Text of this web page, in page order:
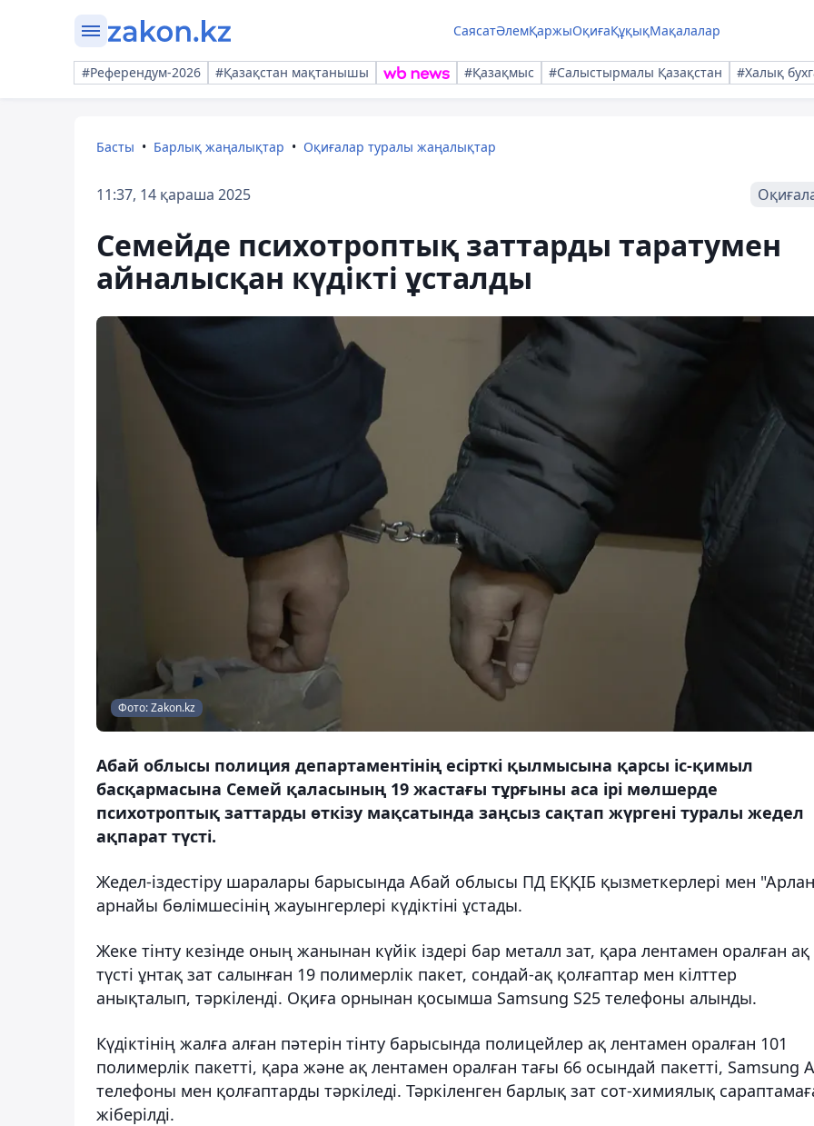
СаясатӘлемҚаржыОқиғаҚұқықМақалалар
#Референдум-2026 #Қазақстан мақтанышы #Қазақмыс #Салыстырмалы Қазақстан #Халық
Басты Барлық жаңалықтар Оқиғалар туралы жаңалықтар
11:37, 14 қараша 2025
Семейде психотроптық заттарды таратумен
айналысқан күдікті ұсталды
Фото: Zakon.kz
Абай облысы полиция департаментінің есірткі қылмысына қарсы іс-қимыл
басқармасына Семей қаласының 19 жастағы тұрғыны аса ірі мөлшерде
психотроптық заттарды өткізу мақсатында заңсыз сақтап жүргені туралы жедел
ақпарат түсті.
Жедел-іздестіру шаралары барысында Абай облысы ПД ЕҚҚІБ қызметкерлері мен
арнайы бөлімшесінің жауынгерлері күдіктіні ұстады.
Жеке тінту кезінде оның жанынан күйік іздері бар металл зат, қара лентамен оралған ақ
түсті ұнтақ зат салынған 19 полимерлік пакет, сондай-ақ қолғаптар мен кілттер
анықталып, тәркіленді. Оқиға орнынан қосымша Samsung S25 телефоны алынды.
Күдіктінің жалға алған пәтерін тінту барысында полицейлер ақ лентамен оралған 101
полимерлік пакетті, қара және ақ лентамен оралған тағы 66 осындай пакетті, Samsung
телефоны мен қолғаптарды тәркіледі. Тәркіленген барлық зат сот-химиялық
жіберілді.